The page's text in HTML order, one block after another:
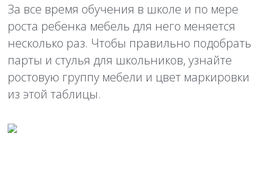
За все время обучения в школе и по мере
роста ребенка мебель для него меняется
несколько раз. Чтобы правильно подобрать
парты и стулья для школьников, узнайте
ростовую группу мебели и цвет маркировки
из этой таблицы.